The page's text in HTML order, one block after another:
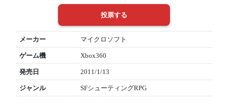
メーカー マイクロソフト
ゲーム機 Xbox360
発売日 2011/1/13
ジャンル SFシューティングRPG